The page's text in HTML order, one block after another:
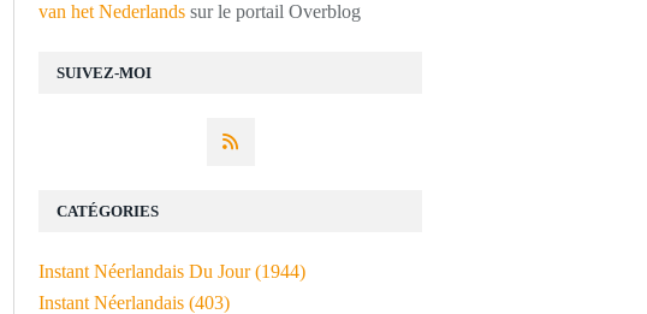
SUIVEZ-MOI
van het Nederlands sur le portail Overblog
CATÉGORIES
Instant Néerlandais Du Jour(1944)
Instant Néerlandais (403)